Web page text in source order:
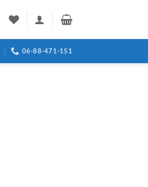
06-88-471-151